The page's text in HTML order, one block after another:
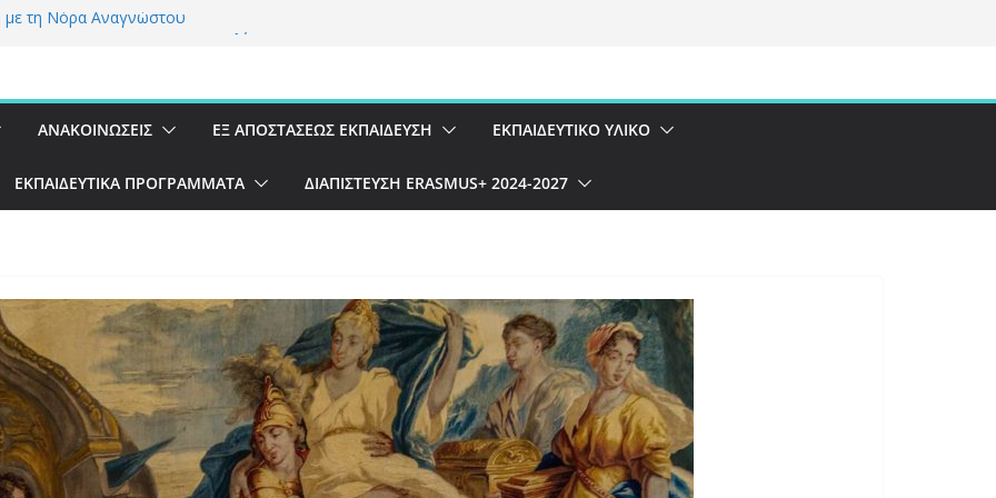
με τη Νόρα Αναγνώστου
ΑΝΑΚΟΙΝΏΣΕΙΣ ΕΞ ΑΠΟΣΤΆΣΕΩΣ ΕΚΠΑΊΔΕΥΣΗ ΕΚΠΑΙΔΕΥΤΙΚΌ ΥΛΙΚΌ
ΕΚΠΑΙΔΕΥΤΙΚΆ ΠΡΟΓΡΆΜΜΑΤΑ ΔΙΑΠΊΣΤΕΥΣΗ ERASMUS+ 2024-2027